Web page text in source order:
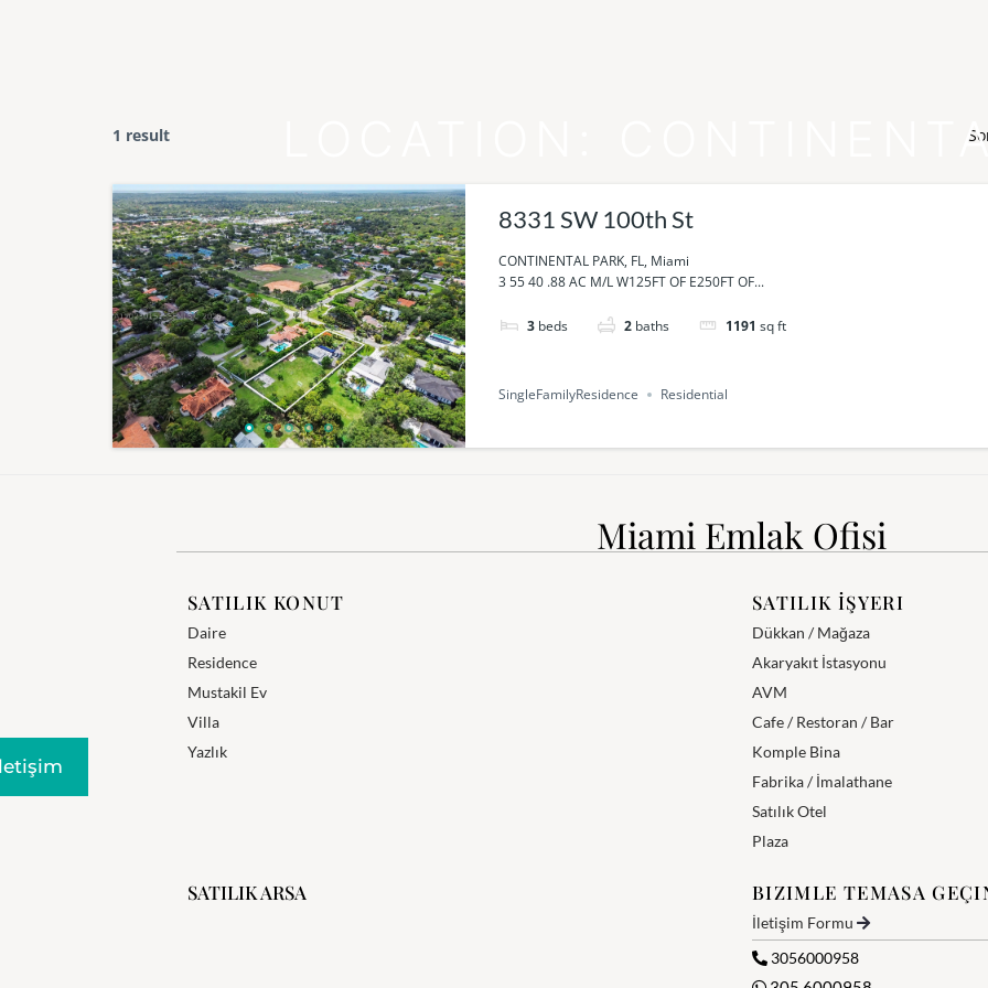
1 result
8331 SW 100th St
CONTINENTAL PARK, FL, Miami
3 55 40 .88 AC M/L W125FT OF E250FT OF...
3 beds 2 baths 1191 sq ft
SingleFamilyResidence Residential
Miami Emlak Ofisi
SATILIK KONUT
Daire
Residence
Mustakil Ev
Villa
Yazlık
SATILIK İŞYERI
Dükkan / Mağaza
Akaryakıt İstasyonu
AVM
Cafe / Restoran / Bar
Komple Bina
Fabrika / İmalathane
Satılık Otel
Plaza
SATILIK ARSA BIZIMLE TEMASA
İletişim Formu
3056000958